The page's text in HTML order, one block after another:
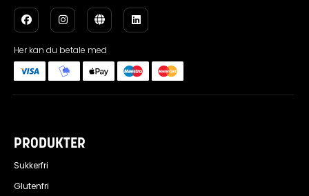
Her kan du betale med
PRODUKTER
Sukkerfri
Glutenfri